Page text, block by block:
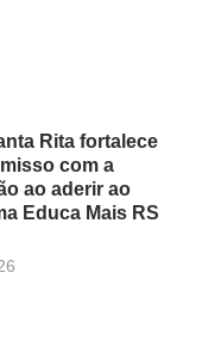
Rita fortalece
com a
ao aderir ao
Educa Mais RS